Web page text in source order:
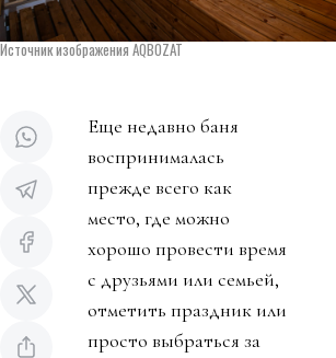
Источник изображения AQBOZAT
Еще недавно баня
воспринималась
прежде всего как
место, где можно
хорошо провести время
с друзьями или семьей,
отметить праздник или
просто выбраться за